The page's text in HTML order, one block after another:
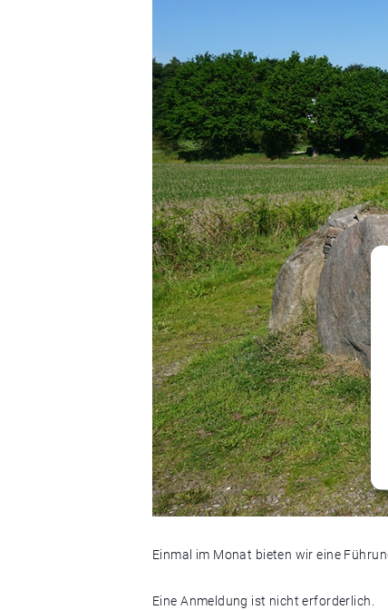
Einmal im Monat bieten wir eine
Eine Anmeldung ist nicht erforderlich.